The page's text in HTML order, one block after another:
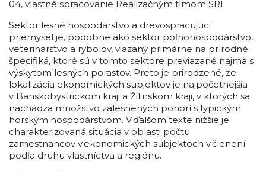
04, vlastné spracovanie Realizačným tímom SRI
Sektor lesné hospodárstvo a drevospracujúci
priemysel je, podobne ako sektor poľnohospodárstvo,
veterinárstvo a rybolov, viazaný primárne na prírodné
špecifiká, ktoré sú v tomto sektore previazané najmä s
výskytom lesných porastov. Preto je prirodzené, že
lokalizácia ekonomických subjektov je najpočetnejšia
v Banskobystrickom kraji a Žilinskom kraji, v ktorých sa
nachádza množstvo zalesnených pohorí s typickým
horským hospodárstvom. V ďalšom texte nižšie je
charakterizovaná situácia v oblasti počtu
zamestnancov v ekonomických subjektoch v členení
podľa druhu vlastníctva a regiónu.